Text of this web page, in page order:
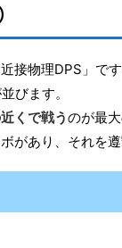
接物理DPS」です
びます。
くで戦うのが最大
があり、それを遵